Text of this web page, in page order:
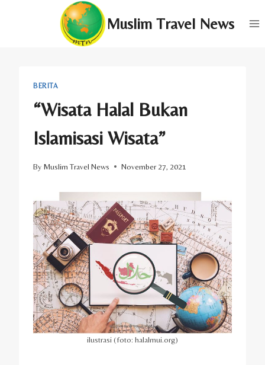
Muslim Travel News
BERITA
“Wisata Halal Bukan
Islamisasi Wisata”
By Muslim Travel News November 27, 2021
ilustrasi (foto: halalmui.org)